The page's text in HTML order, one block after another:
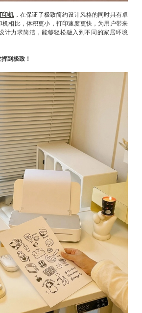
印机，在保证了极致简约设计风格的同时具有卓
机相比，体积更小，打印速度更快，为用户带来
计力求简洁，能够轻松融入到不同的家居环境
到极致！